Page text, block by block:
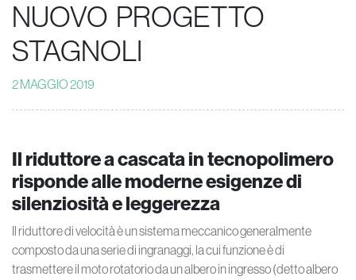
NUOVO PROGETTO
STAGNOLI
2 MAGGIO 2019
Il riduttore a cascata in tecnopolimero
risponde alle moderne esigenze di
silenziosità e leggerezza
Il riduttore di velocità è un sistema meccanico generalmente
composto da una serie di ingranaggi, la cui funzione è di
trasmettere il moto rotatorio da un albero in ingresso (detto albero